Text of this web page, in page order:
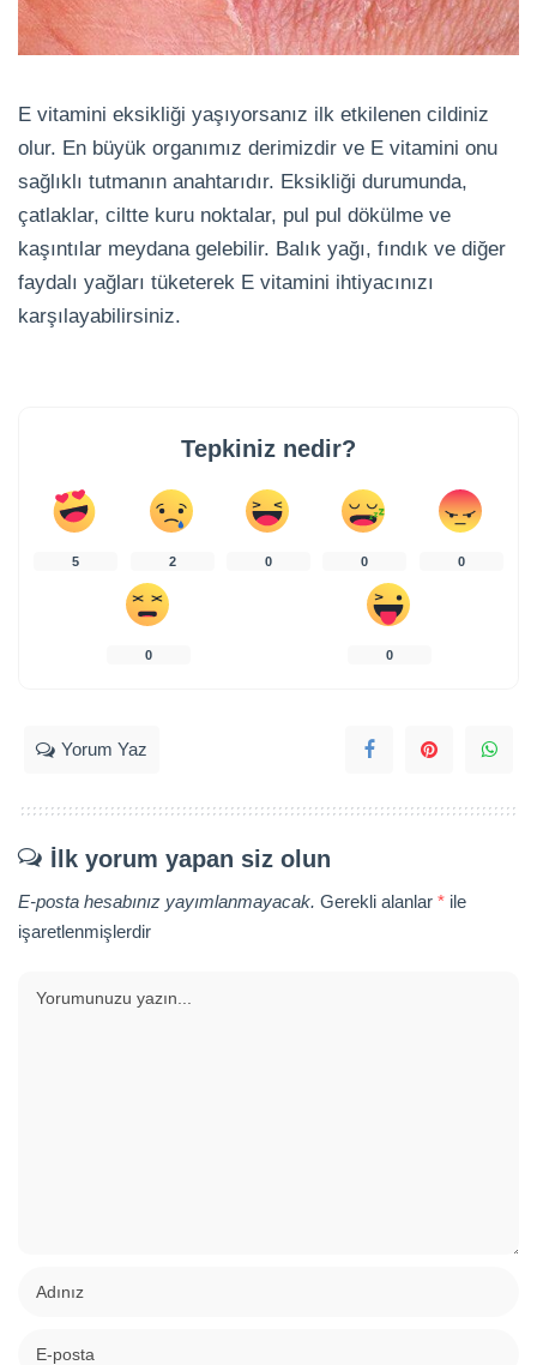
E vitamini eksikliği yaşıyorsanız ilk etkilenen cildiniz
olur. En büyük organımız derimizdir ve E vitamini onu
sağlıklı tutmanın anahtarıdır. Eksikliği durumunda,
çatlaklar, ciltte kuru noktalar, pul pul dökülme ve
kaşıntılar meydana gelebilir. Balık yağı, fındık ve diğer
faydalı yağları tüketerek E vitamini ihtiyacınızı
karşılayabilirsiniz.
Tepkiniz nedir?
5 2 0 0 0
0 0
Yorum Yaz
İlk yorum yapan siz olun
E-posta hesabınız yayımlanmayacak. Gerekli alanlar * ile
işaretlenmişlerdir